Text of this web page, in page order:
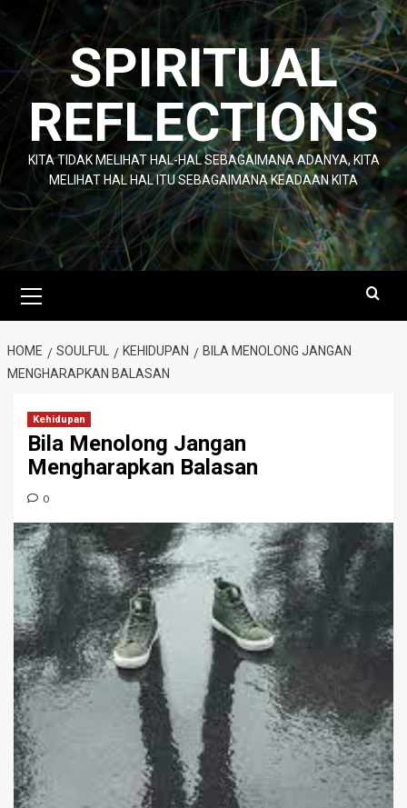
Skip
content
SPIRITUAL
REFLECTIONS
KITA TIDAK MELIHAT HAL-HAL SEBAGAIMANA ADANYA, KITA
MELIHAT HAL HAL ITU SEBAGAIMANA KEADAAN KITA
Menu
HOME SOULFUL KEHIDUPAN
BILA MENOLONG JANGAN
MENGHARAPKAN BALASAN
Kehidupan
Bila Menolong Jangan
Mengharapkan Balasan
0